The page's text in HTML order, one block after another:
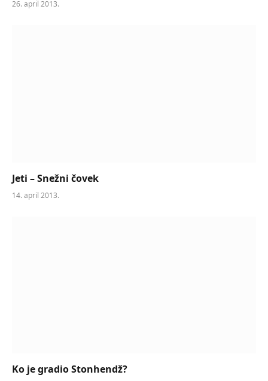
26. april 2013.
Jeti – Snežni čovek
14. april 2013.
Ko je gradio Stonhendž?